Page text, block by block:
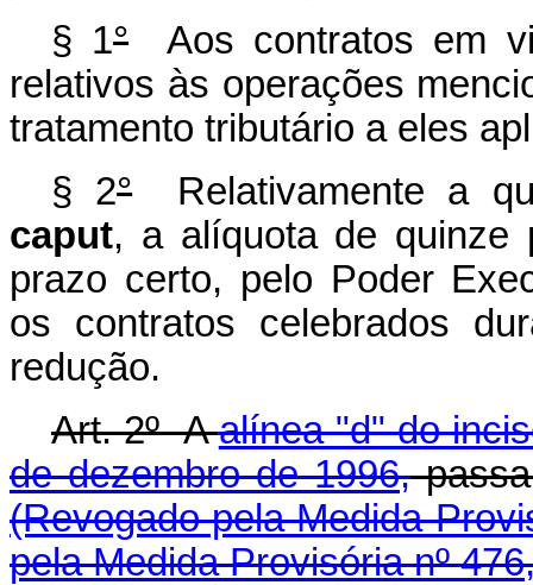
§ 1°Aos contratos em
relativos às operações
tratamento tributário a eles
§ 2°Relativamente a
caput, a alíquota de quinze
prazo certo, pelo Poder
os contratos celebrados
redução.
Art. 2º Aalínea "d" do
de dezembro de 1996,passa
(Revogado pela Medida
pela Medida Provisória nº